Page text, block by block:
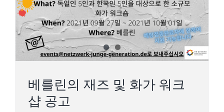
베를린의 재즈 및 화가 워크
샵 공고